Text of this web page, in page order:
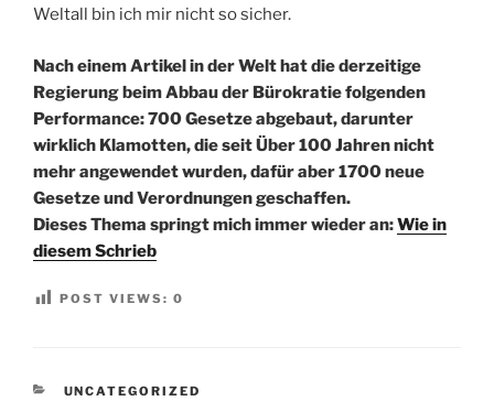
Weltall bin ich mir nicht so sicher.
Nach einem Artikel in der Welt hat die derzeitige
Regierung beim Abbau der Bürokratie folgenden
Performance: 700 Gesetze abgebaut, darunter
wirklich Klamotten, die seit Über 100 Jahren nicht
mehr angewendet wurden, dafür aber 1700 neue
Gesetze und Verordnungen geschaffen.
Dieses Thema springt mich immer wieder an:Wie in
diesem Schrieb
POST VIEWS: 0
KATEGORIEN
UNCATEGORIZED